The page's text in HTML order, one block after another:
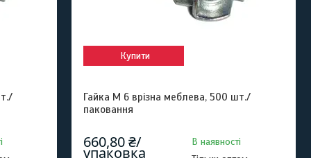
Купити
Гайка М 6 врізна меблева, 500 шт./
паковання
660,80 ₴/
упаковка
В наявності